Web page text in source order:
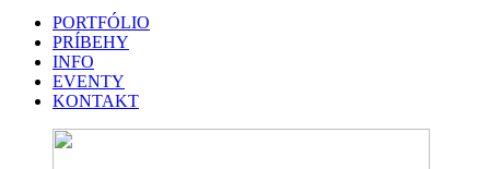
PORTFÓLIO
PRÍBEHY
INFO
EVENTY
KONTAKT